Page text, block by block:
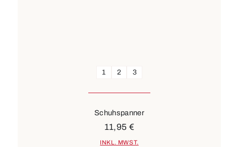
1 2 3
Schuhspanner
11,95 €
INKL. MWST.